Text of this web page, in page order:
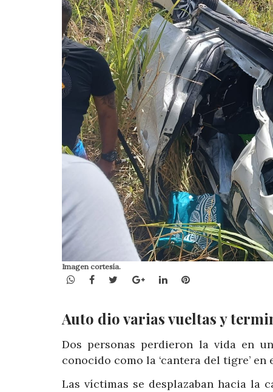
Imagen cortesía.
WhatsApp
Facebook
TwitterGoogle+LinkedInPinterest
Auto dio varias vueltas y
Dos personas perdieron la vida en
conocido como la ‘cantera del tigre’ en
Las víctimas se desplazaban hacia la